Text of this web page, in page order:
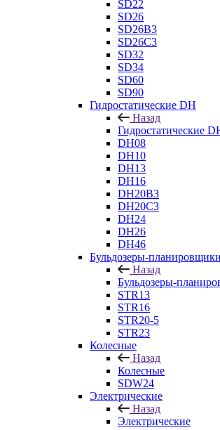
SD22
SD26
SD26B3
SD26C3
SD32
SD34
SD60
SD90
Гидростатические DH
Назад
Гидростатические
DH08
DH10
DH13
DH16
DH20B3
DH20C3
DH24
DH26
DH46
Бульдозеры-планировщики
Назад
Бульдозеры-
STR13
STR16
STR20-5
STR23
Колесные
Назад
Колесные
SDW24
Электрические
Назад
Электрические